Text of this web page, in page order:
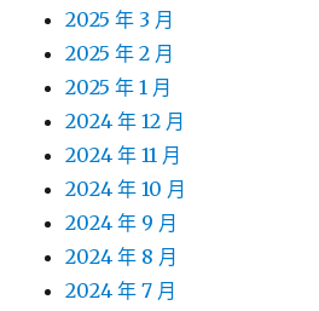
2025 年 3 月
2025 年 2 月
2025 年 1 月
2024 年 12 月
2024 年 11 月
2024 年 10 月
2024 年 9 月
2024 年 8 月
2024 年 7 月